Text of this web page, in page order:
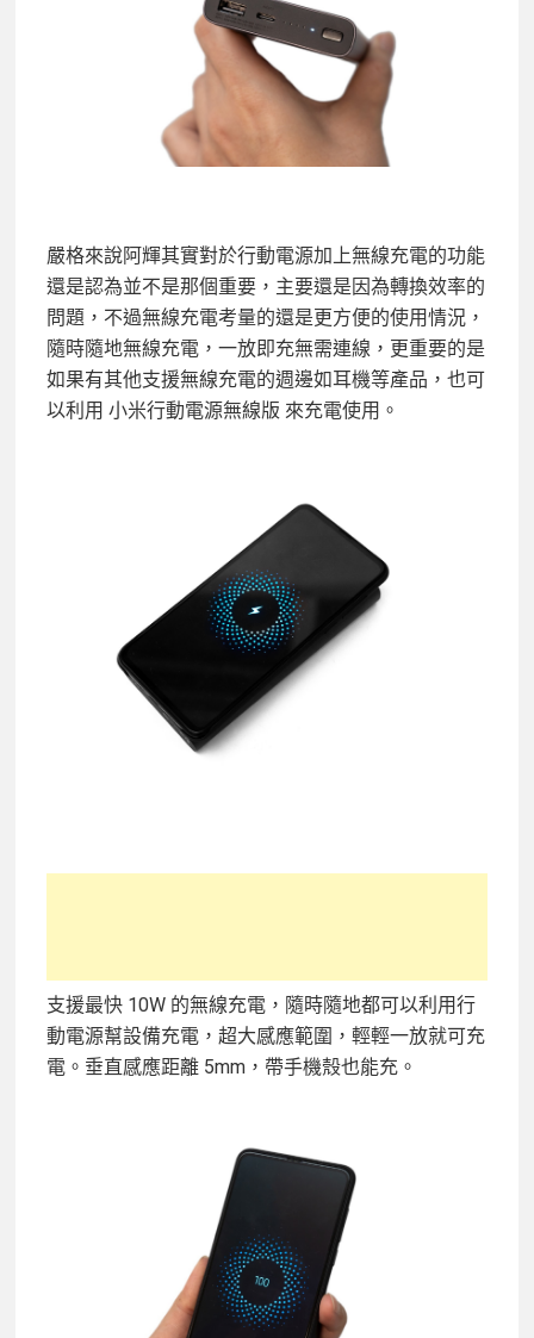
嚴格來說阿輝其實對於行動電源加上無線充電的功能
還是認為並不是那個重要，主要還是因為轉換效率的
問題，不過無線充電考量的還是更方便的使用情況，
隨時隨地無線充電，一放即充無需連線，更重要的是
如果有其他支援無線充電的週邊如耳機等產品，也可
以利用 小米行動電源無線版 來充電使用。
支援最快 10W 的無線充電，隨時隨地都可以利用行
動電源幫設備充電，超大感應範圍，輕輕一放就可充
電。垂直感應距離 5mm，帶手機殼也能充。